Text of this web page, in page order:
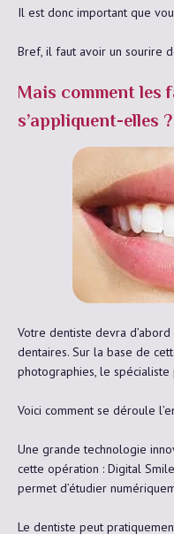
Il est donc important que
Bref, il faut avoir un sourire
Mais comment les
s’appliquent-elles ?
Votre dentiste devra
dentaires. Sur la base de
photographies, le
Voici comment se déroule
Une grande technologie
cette opération : Digital
permet d’étudier
Le dentiste peut